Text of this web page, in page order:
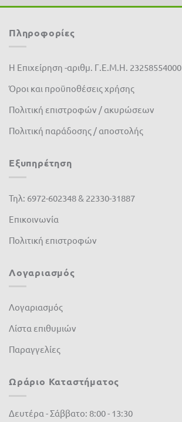
Πληροφορίες
Η Επιχείρηση -αριθμ. Γ.Ε.Μ.Η. 23258554000
Όροι και προϋποθέσεις χρήσης
Πολιτική επιστροφών / ακυρώσεων
Πολιτική παράδοσης / αποστολής
Εξυπηρέτηση
Τηλ: 6972-602348 & 22330-31887
Επικοινωνία
Πολιτική επιστροφών
Λογαριασμός
Λογαριασμός
Λίστα επιθυμιών
Παραγγελίες
Ωράριο Καταστήματος
Δευτέρα - Σάββατο: 8:00 - 13:30